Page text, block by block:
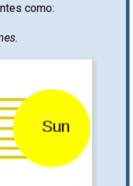
como: